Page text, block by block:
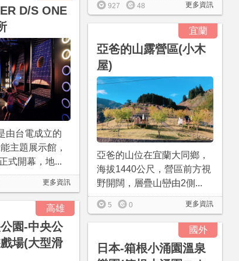
更多資訊
927 48
D/S ONE
由台電成立的
主題展示館，
式開幕，地...
更多資訊
宜蘭
亞爸的山露營區(小木
屋)
亞爸的山位在宜蘭大同鄉，
海拔1440公尺，營區前方視
野開闊，層疊山巒由2側...
更多資訊
5 0
高雄
園-中央公
場(大型滑
國外
日本-箱根小涌園溫泉